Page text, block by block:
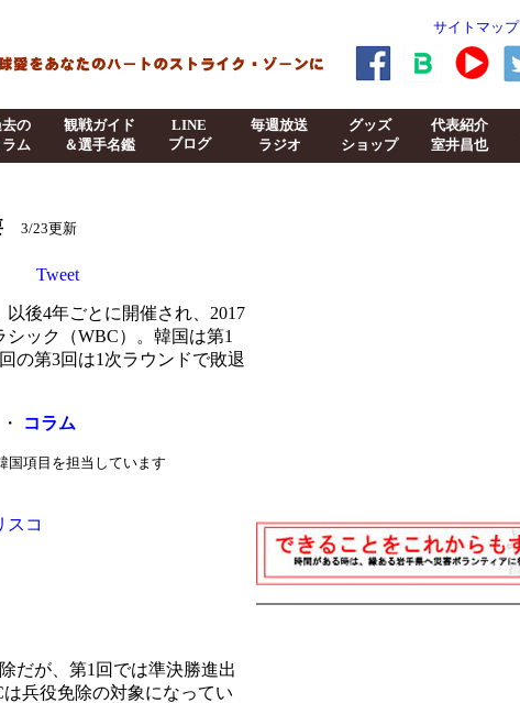
サイトマップ
の
ラム
観戦ガイド
＆選手名鑑
LINE
ブログ
毎週放送
ラジオ
グッズ
ショップ
代表紹介
室井昌也
3/23更新
Tweet
以後4年ごとに開催され、2017
ック（WBC）。韓国は第1
の第3回は1次ラウンドで敗退
・ コラム
国項目を担当しています
スコ
だが、第1回では準決勝進出
兵役免除の対象になってい